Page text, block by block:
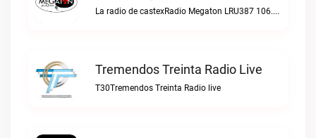
La radio de castexRadio Megaton LRU387 106.7 FM live
Tremendos Treinta Radio Live
T30Tremendos Treinta Radio live